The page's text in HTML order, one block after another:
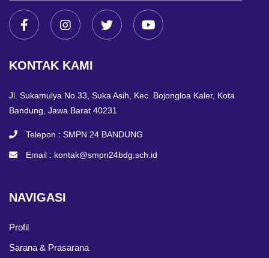
KONTAK KAMI
Jl. Sukamulya No.33, Suka Asih, Kec. Bojongloa Kaler, Kota
Bandung, Jawa Barat 40231
Telepon : SMPN 24 BANDUNG
Email : kontak@smpn24bdg.sch.id
NAVIGASI
Profil
Sarana & Prasarana